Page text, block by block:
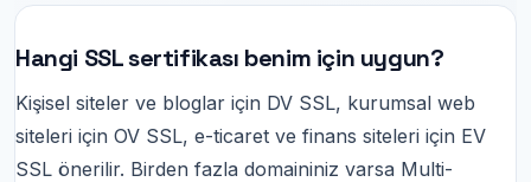
Hangi SSL sertifikası benim için uygun?
Kişisel siteler ve bloglar için DV SSL, kurumsal web
siteleri için OV SSL, e-ticaret ve finans siteleri için EV
SSL önerilir. Birden fazla domaininiz varsa Multi-